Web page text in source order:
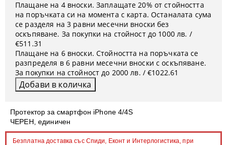
Протектор за смартфон iPhone 4/4S
ЧЕРЕН, единичен
Безплатна доставка със Спиди, Еконт и Интерлогистика, при
Плащане на 4 вноски. Заплащате 20% от стойността
на поръчката си на момента с карта. Останалата сума
се разделя на 3 равни месечни вноски без
оскъпяване. За покупки на стойност до 1000 лв. /
€511.31
Плащане на 6 вноски. Стойността на поръчката се
разпределя в 6 равни месечни вноски с оскъпяване.
За покупки на стойност до 2000 лв. / €1022.61